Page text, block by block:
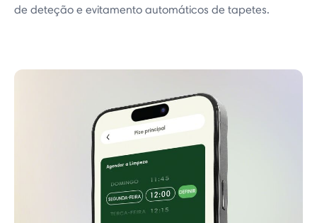
de deteção e evitamento automáticos de tapetes.